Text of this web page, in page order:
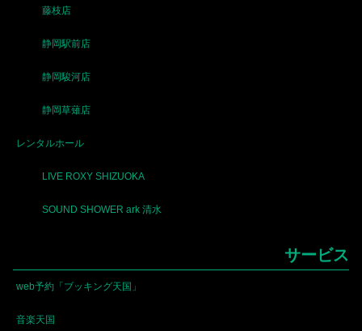
藤枝店
静岡駅前店
静岡駿河店
静岡草薙店
レンタルホール
LIVE ROXY SHIZUOKA
SOUND SHOWER ark 清水
サービス
web予約「ブッキング天国」
音楽天国